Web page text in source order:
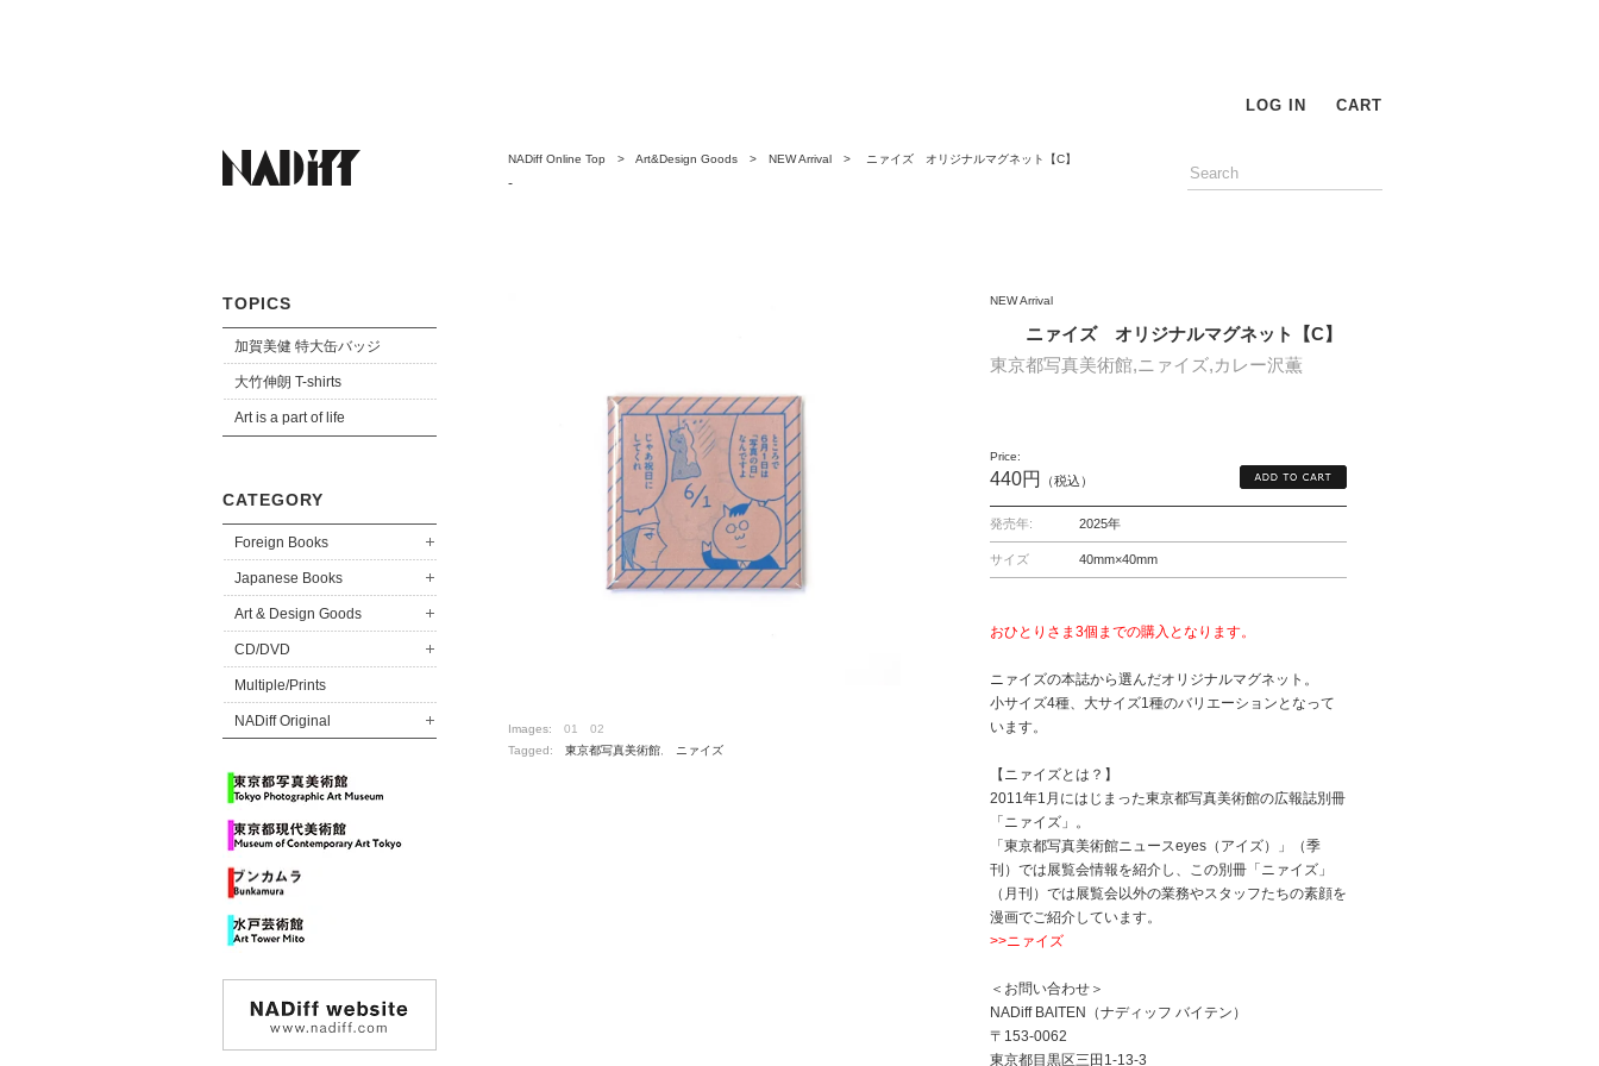
TOPICS
加賀美健 特大缶バッジ
大竹伸朗 T-shirts
Art is a part of life
CATEGORY
Foreign Books
Japanese Books
Art & Design Goods
CD/DVD
Multiple/Prints
NADiff Original
LOG IN CART
NADiff Online Top > Art&Design Goods > NEW Arrival > ニァイズ オリジナルマグネット【C】
-
Images: 01
02
Tagged: 東京都写真美術館 ニァイズ
NEW Arrival
ニァイズ オリジナルマグネット【C】
東京都写真美術館,ニァイズ,カレー沢薫
Price:
440円 （税込）
発売年: 2025年
サイズ 40mm×40mm
おひとりさま3個までの購入となります。
ニァイズの本誌から選んだオリジナルマグネット。
小サイズ4種、大サイズ1種のバリエーションとなって
います。
【ニァイズとは？】
2011年1月にはじまった東京都写真美術館の広報誌別冊
「ニァイズ」。
「東京都写真美術館ニュースeyes（アイズ）」（季
刊）では展覧会情報を紹介し、この別冊「ニァイズ」
（月刊）では展覧会以外の業務やスタッフたちの素顔を
漫画でご紹介しています。
>>ニァイズ
＜お問い合わせ＞
NADiff BAITEN（ナディッフ バイテン）
〒153-0062
東京都目黒区三田1-13-3